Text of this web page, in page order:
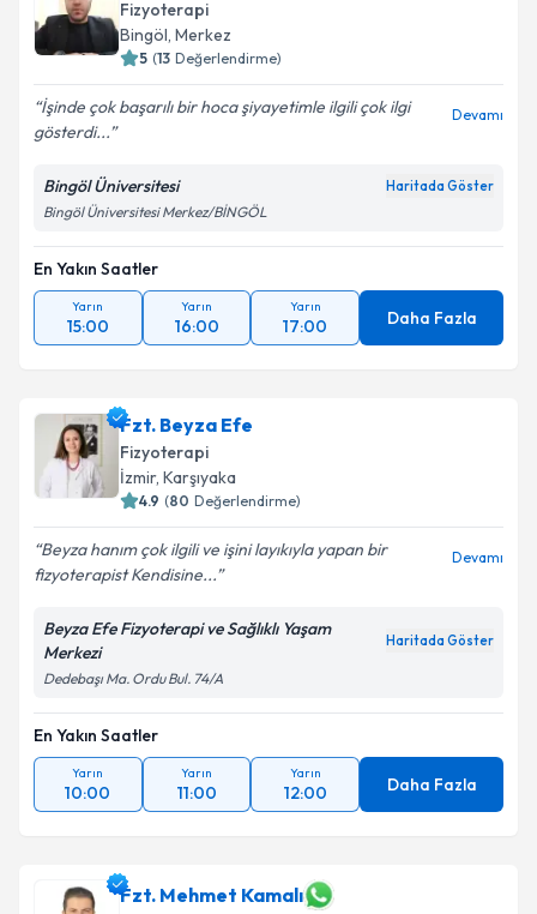
Fizyoterapi
Bingöl, Merkez
5 (13 Değerlendirme)
İşinde çok başarılı bir hoca şiyayetimle ilgili çok ilgi
gösterdi...
Devamı
Bingöl Üniversitesi Haritada Göster
Bingöl Üniversitesi Merkez/BİNGÖL
En Yakın Saatler
Yarın
15:00
Yarın
16:00
Yarın
17:00 Daha Fazla
Fzt. Beyza Efe
Fizyoterapi
İzmir, Karşıyaka
4.9 (80 Değerlendirme)
Beyza hanım çok ilgili ve işini layıkıyla yapan bir
fizyoterapist Kendisine...
Devamı
Beyza Efe Fizyoterapi ve Sağlıklı Yaşam
Merkezi
Haritada Göster
Dedebaşı Ma. Ordu Bul. 74/A
En Yakın Saatler
Yarın
10:00
Yarın
11:00
Yarın
12:00 Daha Fazla
Fzt. Mehmet Kamalı